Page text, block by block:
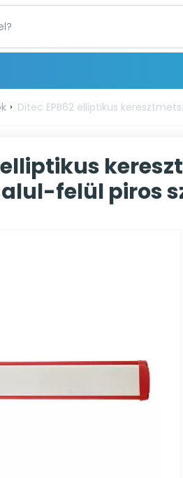
Ditec EPB62 elliptikus
elliptikus
felül piros